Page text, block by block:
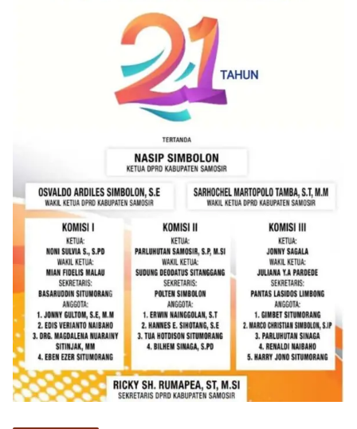
menanyakan kondisi keamanan dan kenyamanan
lingkungan tempat tinggal, serta membuka ruang
komunikasi dua arah agar warga dapat
menyampaikan keluhan maupun informasi terkait
situasi kamtibmas di sekitar mereka.‎‎‎Salah satu
poin utama yang disampaikan dalam kegiatan
sambang ini adalah imbauan kepada warga untuk
memasang bendera Merah Putih secara penuh,
bukan setengah tiang, sebagai bentuk
penghormatan dan rasa cinta tanah air
Petugas mengingatkan bahwa pemasangan
bendera dengan benar merupakan salah satu
wujud nyata partisipasi masyarakat dalam
memperingati hari bersejarah bangsa
Indonesia.‎‎”Kami mengimbau kepada seluruh
warga agar mulai mempersiapkan dan memasang
bendera Merah Putih di depan rumah masing-
masing secara penuh. Ini adalah bentuk
penghormatan kita bersama terhadap
perjuangan para pahlawan yang telah merebut
kemerdekaan,” ujar Aiptu Muliyadi Suraukur saat
berdialog dengan warga.‎‎Ia juga menambahkan
agar warga memperhatikan kondisi bendera yang
akan dikibarkan, memastikan bendera dalam